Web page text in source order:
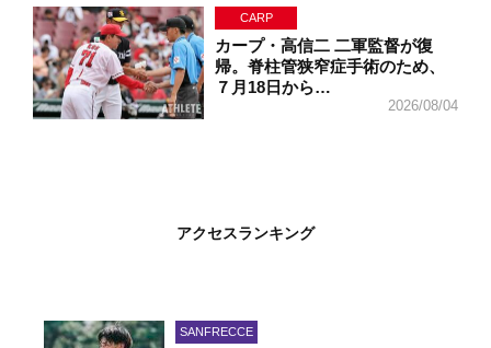
CARP
カープ・高信二 二軍監督が復
帰。脊柱管狭窄症手術のため、
７月18日から…
2026/08/04
アクセスランキング
SANFRECCE